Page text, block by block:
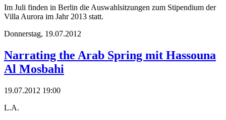
Im Juli finden in Berlin die Auswahlsitzungen zum Stipendium der
Villa Aurora im Jahr 2013 statt.
Donnerstag, 19.07.2012
Narrating the Arab Spring mit Hassouna
Al Mosbahi
19.07.2012 19:00
L.A.